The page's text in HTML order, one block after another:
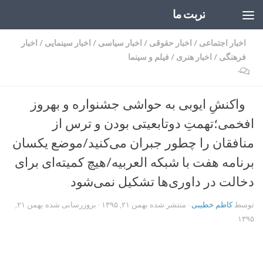
تربت ما
اخبار اجتماعی / اخبار حقوقی / اخبار سیاسی / اخبار سینمایی / اخبار
فرهنگی / اخبار هنری / فیلم و سینما
۰
واکنشِ ایوبی به حواشی جشنواره و بهروز
افخمی؛تهمتِ دوتابعیتی بودن و ترس از
منافقان را چطور جبران می‌کنید/موضع یکسان
برنامه هفت با شبکه العربیه/هیچ کمیته‌ای برای
دخالت در داوری‌ها تشکیل نمی‌شود
توسطکاظم خطیبی · منتشر شده بهمن ۲۱, ۱۳۹۵ · بروزرسانی شده
بهمن ۲۱,
۱۳۹۵